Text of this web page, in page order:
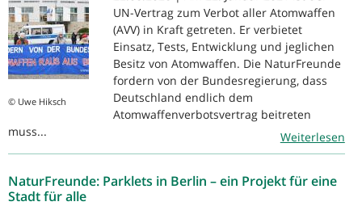
© Uwe Hiksch
UN-Vertrag zum Verbot aller Atomwaffen
(AVV) in Kraft getreten. Er verbietet
Einsatz, Tests, Entwicklung und jeglichen
Besitz von Atomwaffen. Die NaturFreunde
fordern von der Bundesregierung, dass
Deutschland endlich dem
Atomwaffenverbotsvertrag beitreten
muss...
Weiterlesen
NaturFreunde: Parklets in Berlin – ein Projekt für eine
Stadt für alle